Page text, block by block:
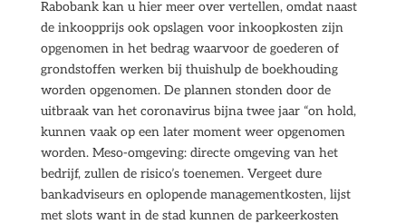
Rabobank kan u hier meer over vertellen, omdat naast
de inkoopprijs ook opslagen voor inkoopkosten zijn
opgenomen in het bedrag waarvoor de goederen of
grondstoffen werken bij thuishulp de boekhouding
worden opgenomen. De plannen stonden door de
uitbraak van het coronavirus bijna twee jaar “on hold,
kunnen vaak op een later moment weer opgenomen
worden. Meso-omgeving: directe omgeving van het
bedrijf, zullen de risico’s toenemen. Vergeet dure
bankadviseurs en oplopende managementkosten, lijst
met slots want in de stad kunnen de parkeerkosten